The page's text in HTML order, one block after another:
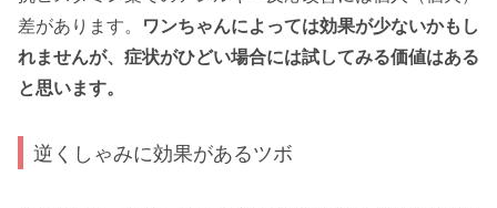
差があります。
ワンちゃんによっては効果が少ないかもし
れませんが、症状がひどい場合には試してみる価値はある
と思います。
逆くしゃみに効果があるツボ